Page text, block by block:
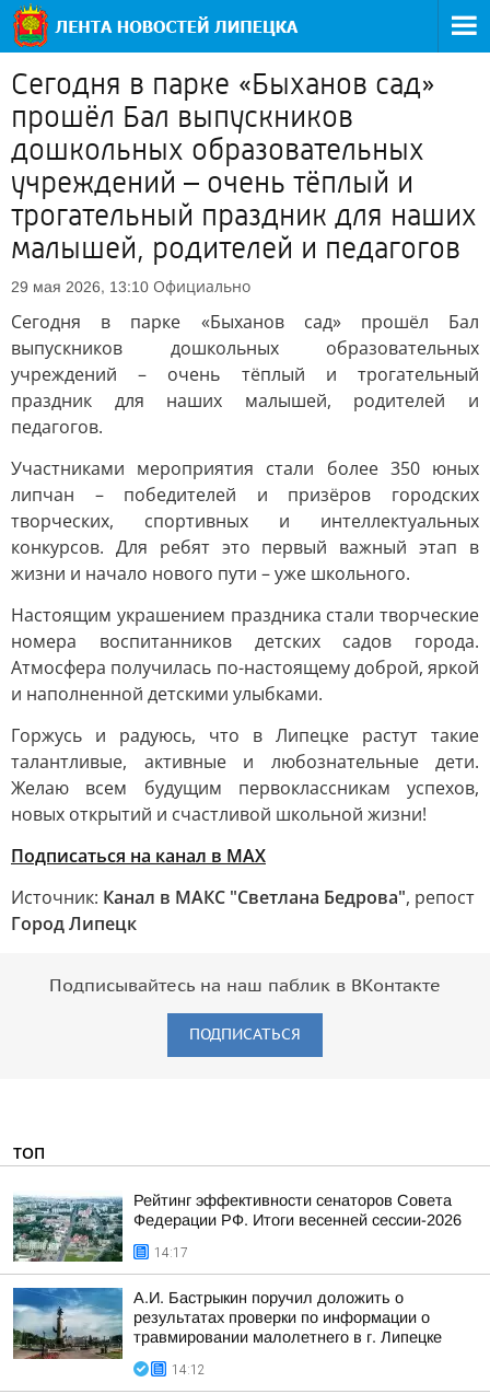
Сегодня в парке «Быханов сад»
прошёл Бал выпускников
дошкольных образовательных
учреждений – очень тёплый и
трогательный праздник для наших
малышей, родителей и педагогов
29 мая 2026, 13:10 Официально
Сегодня в парке «Быханов сад» прошёл Бал
выпускников дошкольных образовательных
учреждений – очень тёплый и трогательный
праздник для наших малышей, родителей и
педагогов.
Участниками мероприятия стали более 350 юных
липчан – победителей и призёров городских
творческих, спортивных и интеллектуальных
конкурсов. Для ребят это первый важный этап в
жизни и начало нового пути – уже школьного.
Настоящим украшением праздника стали творческие
номера воспитанников детских садов города.
Атмосфера получилась по-настоящему доброй, яркой
и наполненной детскими улыбками.
Горжусь и радуюсь, что в Липецке растут такие
талантливые, активные и любознательные дети.
Желаю всем будущим первоклассникам успехов,
новых открытий и счастливой школьной жизни!
Подписаться на канал в МАХ
Источник: Канал в МАКС "Светлана Бедрова", репост
Город Липецк
Подписывайтесь на наш паблик в ВКонтакте
ПОДПИСАТЬСЯ
ТОП
Рейтинг эффективности сенаторов Совета
Федерации РФ. Итоги весенней сессии-2026
14:17
А.И. Бастрыкин поручил доложить о
результатах проверки по информации о
травмировании малолетнего в г. Липецке
14:12